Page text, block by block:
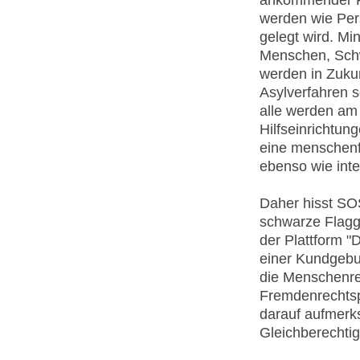
werden wie
gelegt wird.
Menschen,
werden in
Asylverfahren
alle werden
eine
ebenso wie
Daher hisst
schwarze
der Plattform
einer
die
darauf